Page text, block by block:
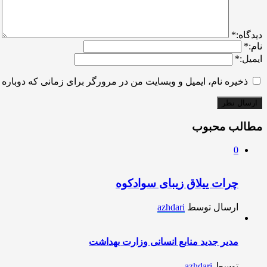
ديدگاه:*
نام:*
ایمیل:*
ذخیره نام، ایمیل و وبسایت من در مرورگر برای زمانی که
مطالب محبوب
0
چرات ییلاق زیبای سوادکوه
ارسال توسط azhdari
مدیر جدید منابع انسانی وزارت بهداشت